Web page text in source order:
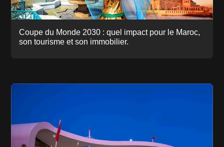
Coupe du Monde 2030 : quel impact pour le Maroc,
son tourisme et son immobilier.